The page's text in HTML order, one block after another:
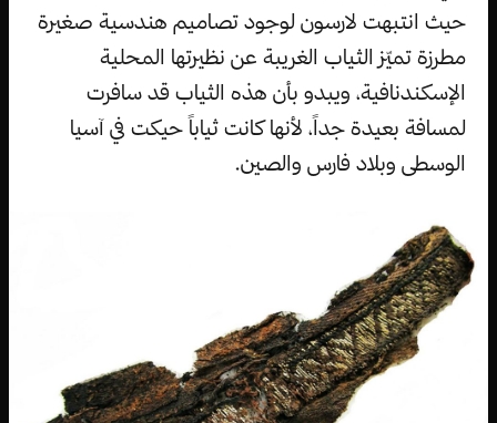
حيث انتبهت لارسون لوجود تصاميم هندسية صغيرة
مطرزة تميّز الثياب الغريبة عن نظيرتها المحلية
الإسكندنافية، ويبدو بأن هذه الثياب قد سافرت
لمسافة بعيدة جداً، لأنها كانت ثياباً حيكت في آسيا
الوسطى وبلاد فارس والصين.